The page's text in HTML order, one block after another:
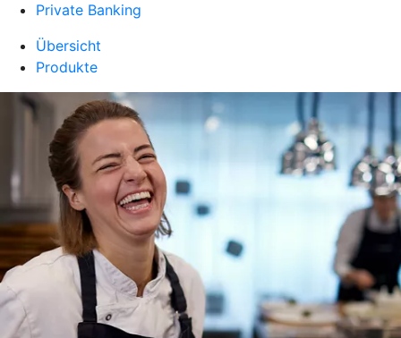
Private Banking
Übersicht
Produkte